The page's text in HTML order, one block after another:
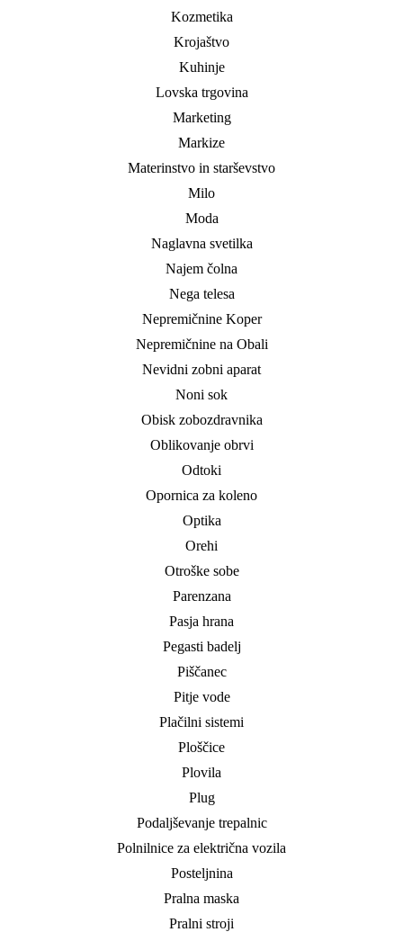
Kozmetika
Krojaštvo
Kuhinje
Lovska trgovina
Marketing
Markize
Materinstvo in starševstvo
Milo
Moda
Naglavna svetilka
Najem čolna
Nega telesa
Nepremičnine Koper
Nepremičnine na Obali
Nevidni zobni aparat
Noni sok
Obisk zobozdravnika
Oblikovanje obrvi
Odtoki
Opornica za koleno
Optika
Orehi
Otroške sobe
Parenzana
Pasja hrana
Pegasti badelj
Piščanec
Pitje vode
Plačilni sistemi
Ploščice
Plovila
Plug
Podaljševanje trepalnic
Polnilnice za električna vozila
Posteljnina
Pralna maska
Pralni stroji